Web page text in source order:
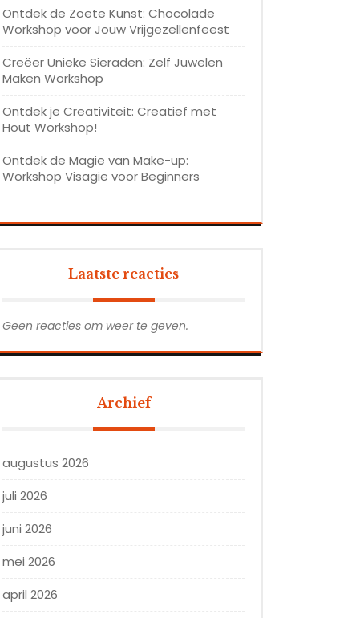
Ontdek de Zoete Kunst: Chocolade
Workshop voor Jouw Vrijgezellenfeest
Creëer Unieke Sieraden: Zelf Juwelen
Maken Workshop
Ontdek je Creativiteit: Creatief met
Hout Workshop!
Ontdek de Magie van Make-up:
Workshop Visagie voor Beginners
Laatste reacties
Geen reacties om weer te geven.
Archief
augustus 2026
juli 2026
juni 2026
mei 2026
april 2026